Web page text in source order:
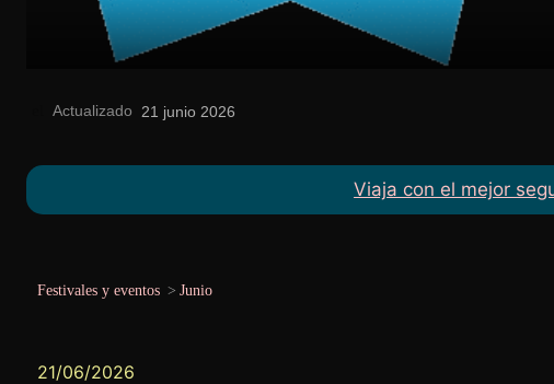
Actualizado 21 junio 2026
Viaja con el mejor
Festivales y eventos > Junio
21/06/2026